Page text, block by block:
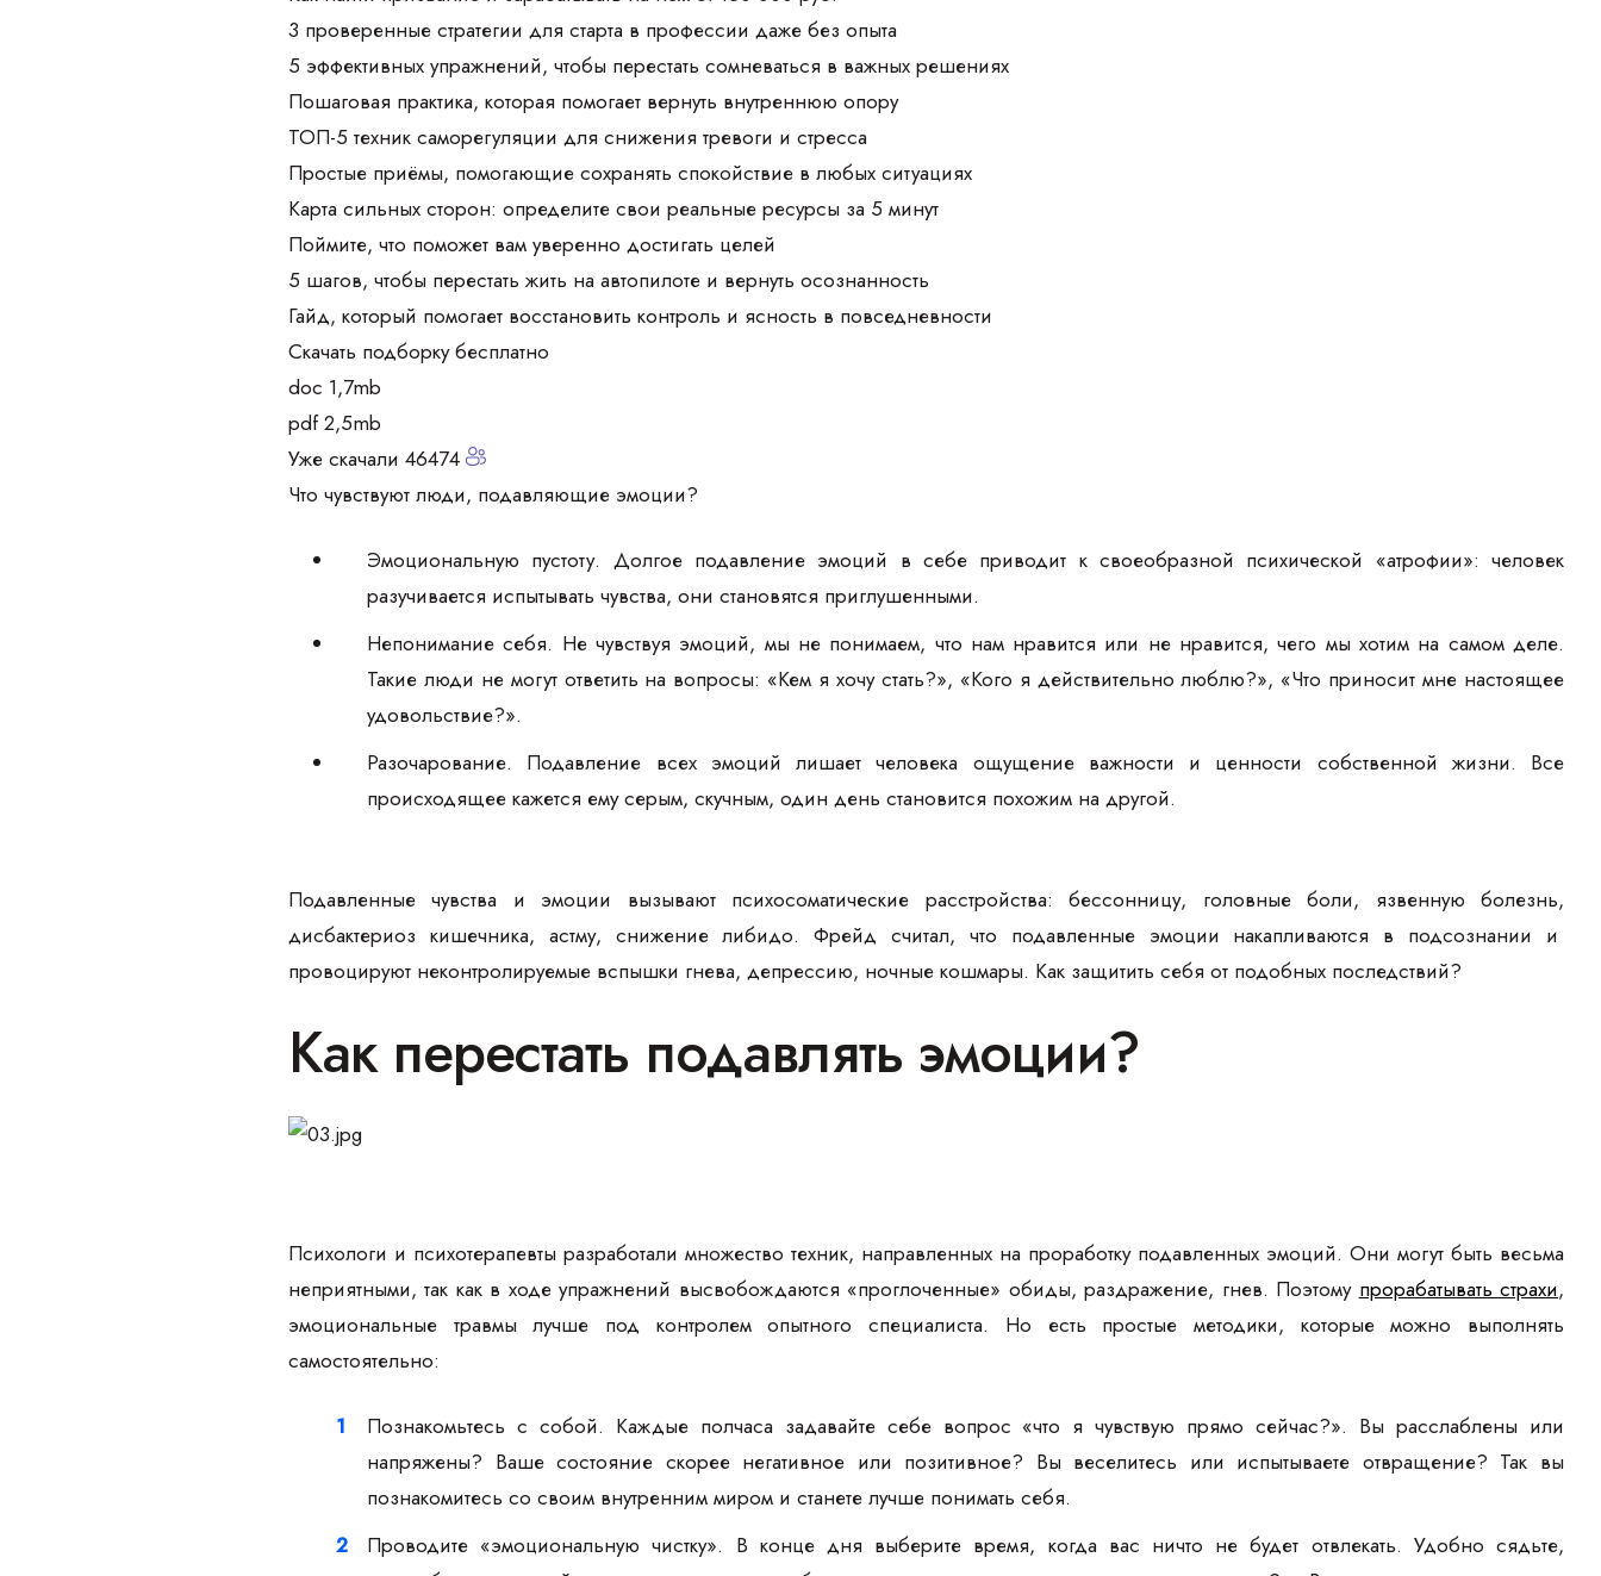
3 проверенные стратегии для старта в профессии даже без опыта
5 эффективных упражнений, чтобы перестать сомневаться в важных решениях
Пошаговая практика, которая помогает вернуть внутреннюю опору
ТОП-5 техник саморегуляции для снижения тревоги и стресса
Простые приёмы, помогающие сохранять спокойствие в любых ситуациях
Карта сильных сторон: определите свои реальные ресурсы за 5 минут
Поймите, что поможет вам уверенно достигать целей
5 шагов, чтобы перестать жить на автопилоте и вернуть осознанность
Гайд, который помогает восстановить контроль и ясность в повседневности
Скачать подборку бесплатно
doc 1,7mb
pdf 2,5mb
Уже скачали 46474
Что чувствуют люди, подавляющие эмоции?
Эмоциональную пустоту. Долгое подавление эмоций в себе приводит к своеобразной психической «атрофии»: человек
разучивается испытывать чувства, они становятся приглушенными.
Непонимание себя. Не чувствуя эмоций, мы не понимаем, что нам нравится или не нравится, чего мы хотим на самом деле.
Такие люди не могут ответить на вопросы: «Кем я хочу стать?», «Кого я действительно люблю?», «Что приносит мне настоящее
удовольствие?».
Разочарование. Подавление всех эмоций лишает человека ощущение важности и ценности собственной жизни. Все
происходящее кажется ему серым, скучным, один день становится похожим на другой.
Подавленные чувства и эмоции вызывают психосоматические расстройства: бессонницу, головные боли, язвенную болезнь,
дисбактериоз кишечника, астму, снижение либидо. Фрейд считал, что подавленные эмоции накапливаются в подсознании и
провоцируют неконтролируемые вспышки гнева, депрессию, ночные кошмары. Как защитить себя от подобных последствий?
Как перестать подавлять эмоции?
Психологи и психотерапевты разработали множество техник, направленных на проработку подавленных эмоций. Они могут быть весьма
неприятными, так как в ходе упражнений высвобождаются «проглоченные» обиды, раздражение, гнев. Поэтому прорабатывать страхи,
эмоциональные травмы лучше под контролем опытного специалиста. Но есть простые методики, которые можно выполнять
самостоятельно:
Познакомьтесь с собой. Каждые полчаса задавайте себе вопрос «что я чувствую прямо сейчас?». Вы расслаблены или
напряжены? Ваше состояние скорее негативное или позитивное? Вы веселитесь или испытываете отвращение? Так вы
познакомитесь со своим внутренним миром и станете лучше понимать себя.
Проводите «эмоциональную чистку». В конце дня выберите время, когда вас ничто не будет отвлекать. Удобно сядьте,